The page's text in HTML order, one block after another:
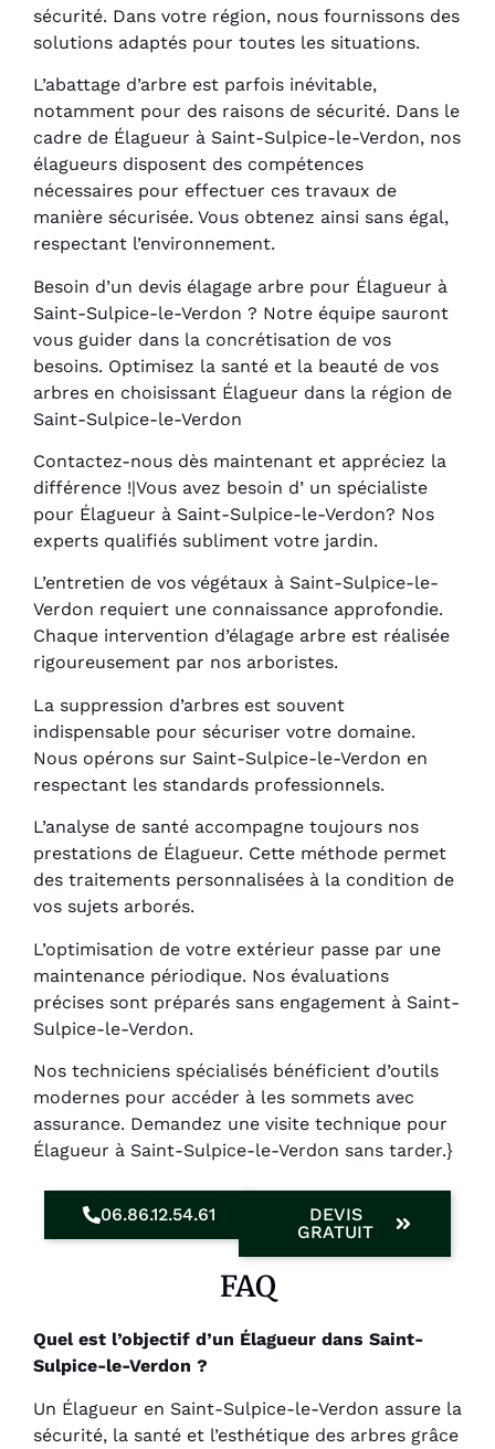
sécurité. Dans votre région, nous fournissons des
solutions adaptés pour toutes les situations.
L’abattage d’arbre est parfois inévitable,
notamment pour des raisons de sécurité. Dans le
cadre de Élagueur à Saint-Sulpice-le-Verdon, nos
élagueurs disposent des compétences
nécessaires pour effectuer ces travaux de
manière sécurisée. Vous obtenez ainsi sans égal,
respectant l’environnement.
Besoin d’un devis élagage arbre pour Élagueur à
Saint-Sulpice-le-Verdon ? Notre équipe sauront
vous guider dans la concrétisation de vos
besoins. Optimisez la santé et la beauté de vos
arbres en choisissant Élagueur dans la région de
Saint-Sulpice-le-Verdon
Contactez-nous dès maintenant et appréciez la
différence !|Vous avez besoin d’ un spécialiste
pour Élagueur à Saint-Sulpice-le-Verdon? Nos
experts qualifiés subliment votre jardin.
L’entretien de vos végétaux à Saint-Sulpice-le-
Verdon requiert une connaissance approfondie.
Chaque intervention d’élagage arbre est réalisée
rigoureusement par nos arboristes.
La suppression d’arbres est souvent
indispensable pour sécuriser votre domaine.
Nous opérons sur Saint-Sulpice-le-Verdon en
respectant les standards professionnels.
L’analyse de santé accompagne toujours nos
prestations de Élagueur. Cette méthode permet
des traitements personnalisées à la condition de
vos sujets arborés.
L’optimisation de votre extérieur passe par une
maintenance périodique. Nos évaluations
précises sont préparés sans engagement à Saint-
Sulpice-le-Verdon.
Nos techniciens spécialisés bénéficient d’outils
modernes pour accéder à les sommets avec
assurance. Demandez une visite technique pour
Élagueur à Saint-Sulpice-le-Verdon sans tarder.}
06.86.12.54.61
DEVIS
GRATUIT
FAQ
Quel est l’objectif d’un Élagueur dans Saint-
Sulpice-le-Verdon ?
Un Élagueur en Saint-Sulpice-le-Verdon assure la
sécurité, la santé et l’esthétique des arbres grâce